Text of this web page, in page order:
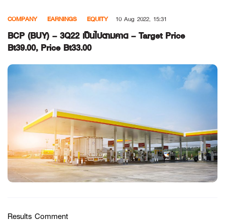
content
COMPANY EARNINGS EQUITY 10 Aug 2022, 15:31
BCP (BUY) – 3Q22 เป็นไปตามคาด – Target Price
Bt39.00, Price Bt33.00
Results Comment